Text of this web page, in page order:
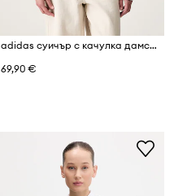
adidas суичър с качулка дамски от памук
69,90 €